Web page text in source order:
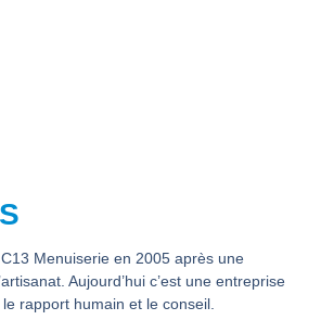
C13 Menuiserie en 2005 après une
Aujourd’hui c’est une entreprise
rapport humain et le conseil.